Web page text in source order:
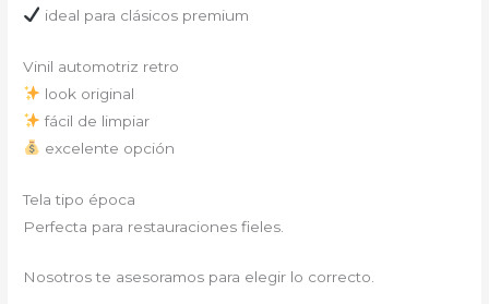
ideal para clásicos premium
Vinil automotriz retro
look original
fácil de limpiar
excelente opción
Tela tipo época
Perfecta para restauraciones fieles.
Nosotros te asesoramos para elegir lo correcto.